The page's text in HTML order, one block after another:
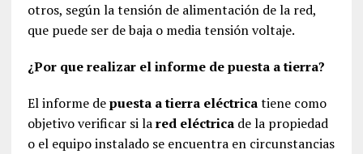
otros, según la tensión de alimentación de la red,
que puede ser de baja o media tensión voltaje.
¿Por que realizar el informe de puesta a tierra?
El informe depuesta a tierra eléctricatiene como
objetivo verificar si lared eléctricade la propiedad
o el equipo instalado se encuentra en circunstancias